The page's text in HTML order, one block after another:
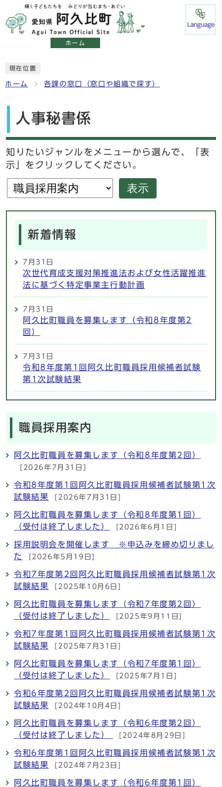
ホーム
Language
現在位置
ホーム 各課の窓口（窓口や組織で探す）
人事秘書係
知りたいジャンルをメニューから選んで、「表
示」をクリックしてください。
表示
新着情報
7月31日
次世代育成支援対策推進法および女性活躍推進
法に基づく特定事業主行動計画
7月31日
阿久比町職員を募集します（令和8年度第2
回）
7月31日
令和8年度第1回阿久比町職員採用候補者試験
第1次試験結果
職員採用案内
阿久比町職員を募集します（令和8年度第2回）
[2026年7月31日]
令和8年度第1回阿久比町職員採用候補者試験第1次
試験結果
[2026年7月31日]
阿久比町職員を募集します（令和8年度第1回）
（受付は終了しました）
[2026年6月1日]
採用説明会を開催します ※申込みを締め切りまし
た
[2026年5月19日]
令和7年度第2回阿久比町職員採用候補者試験第1次
試験結果
[2025年10月6日]
阿久比町職員を募集します（令和7年度第2回）
（受付は終了しました）
[2025年9月11日]
令和7年度第1回阿久比町職員採用候補者試験第1次
試験結果
[2025年7月31日]
阿久比町職員を募集します（令和7年度第1回）
（受付は終了しました）
[2025年7月1日]
令和6年度第2回阿久比町職員採用候補者試験第1次
試験結果
[2024年10月4日]
阿久比町職員を募集します（令和6年度第2回）
（受付は終了しました）
[2024年8月29日]
令和6年度第1回阿久比町職員採用候補者試験第1次
試験結果
[2024年7月23日]
阿久比町職員を募集します（令和6年度第1回）